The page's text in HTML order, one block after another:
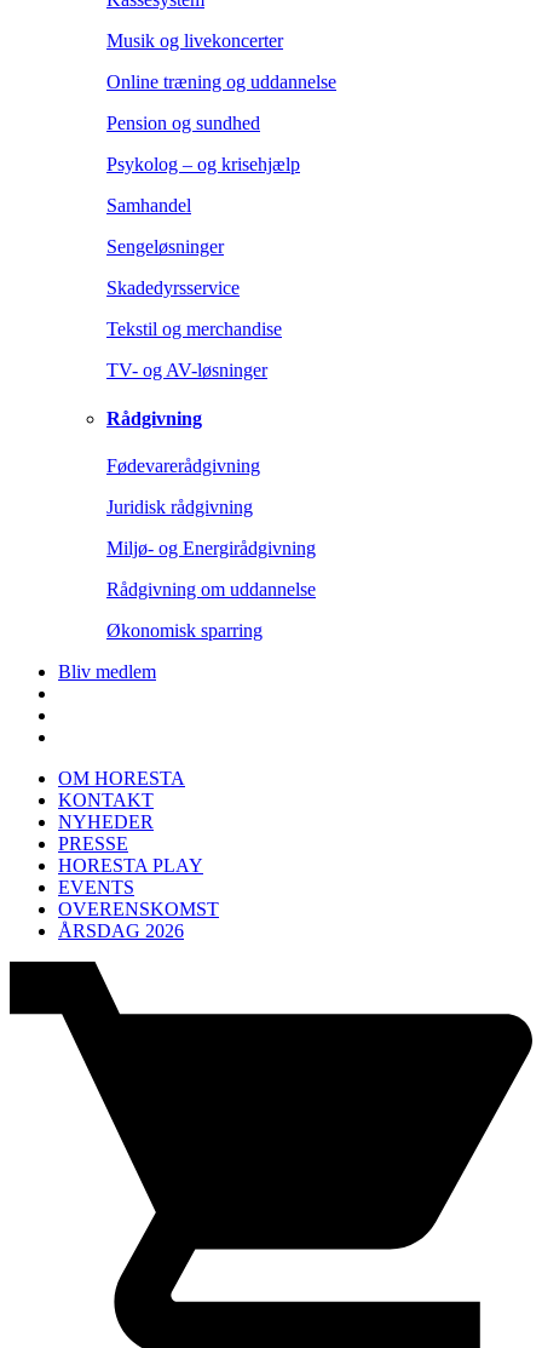
Musik og livekoncerter
Online træning og uddannelse
Pension og sundhed
Psykolog – og krisehjælp
Samhandel
Sengeløsninger
Skadedyrsservice
Tekstil og merchandise
TV- og AV-løsninger
Rådgivning
Fødevarerådgivning
Juridisk rådgivning
Miljø- og Energirådgivning
Rådgivning om uddannelse
Økonomisk sparring
Bliv medlem
OM HORESTA
KONTAKT
NYHEDER
PRESSE
HORESTA PLAY
EVENTS
OVERENSKOMST
ÅRSDAG 2026